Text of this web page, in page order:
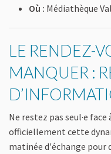
Où : Médiathèque
LE RENDEZ-
MANQUER :
Ne restez pas seul·e
officiellement cette
matinée d'échange pour